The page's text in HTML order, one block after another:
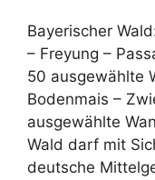
Bayerischer
– Freyung –
50 ausgewählte
Bodenmais –
ausgewählte
Wald darf mit
deutsche